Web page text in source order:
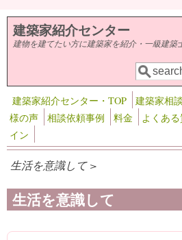
メインコンテンツに移動
建築家紹介センター
建物を建てたい方に建築家を紹介・一級建築
検索
検索
建築家紹介センター・TOP 建築家相
様の声
相談依頼事例 料金 よくあ
イン
生活を意識して >
生活を意識して